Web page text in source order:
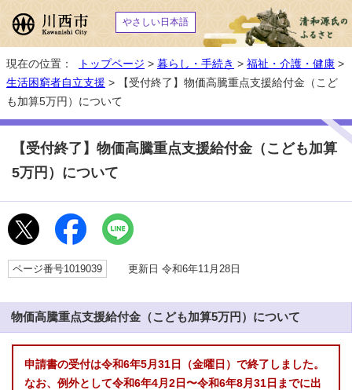
やさしい日本語
現在の位置： トップページ > 暮らし・手続き > 福祉・介護・健康 >
生活困窮者自立支援 > 【受付終了】物価高騰重点支援給付金（こど
も加算5万円）について
【受付終了】物価高騰重点支援給付金（こども加算
5万円）について
ページ番号1019039 更新日 令和6年11月28日
物価高騰重点支援給付金（こども加算5万円）について
申請書の受付は令和6年5月31日（金曜日）で終了しました。
なお、例外として令和6年4月2日〜令和6年8月31日までに出